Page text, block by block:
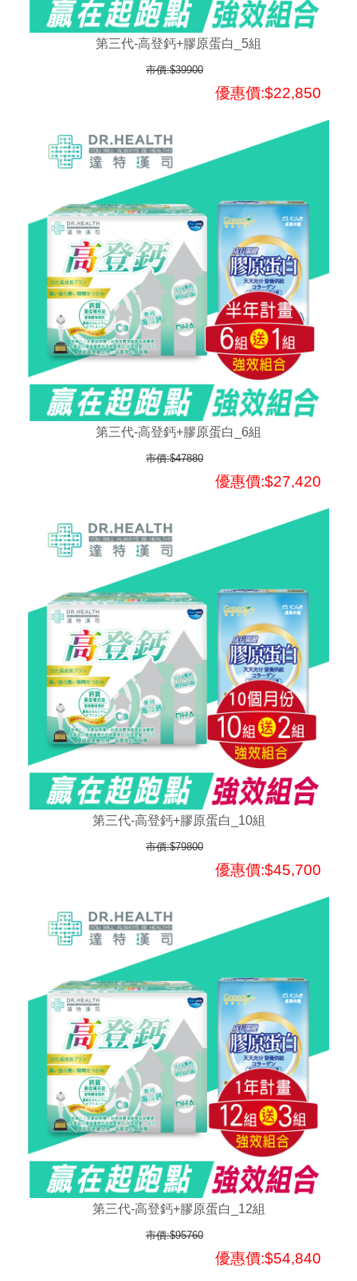
第三代-高登鈣+膠原蛋白_5組
市價:$39900
優惠價:$22,850
第三代-高登鈣+膠原蛋白_6組
市價:$47880
優惠價:$27,420
第三代-高登鈣+膠原蛋白_10組
市價:$79800
優惠價:$45,700
第三代-高登鈣+膠原蛋白_12組
市價:$95760
優惠價:$54,840